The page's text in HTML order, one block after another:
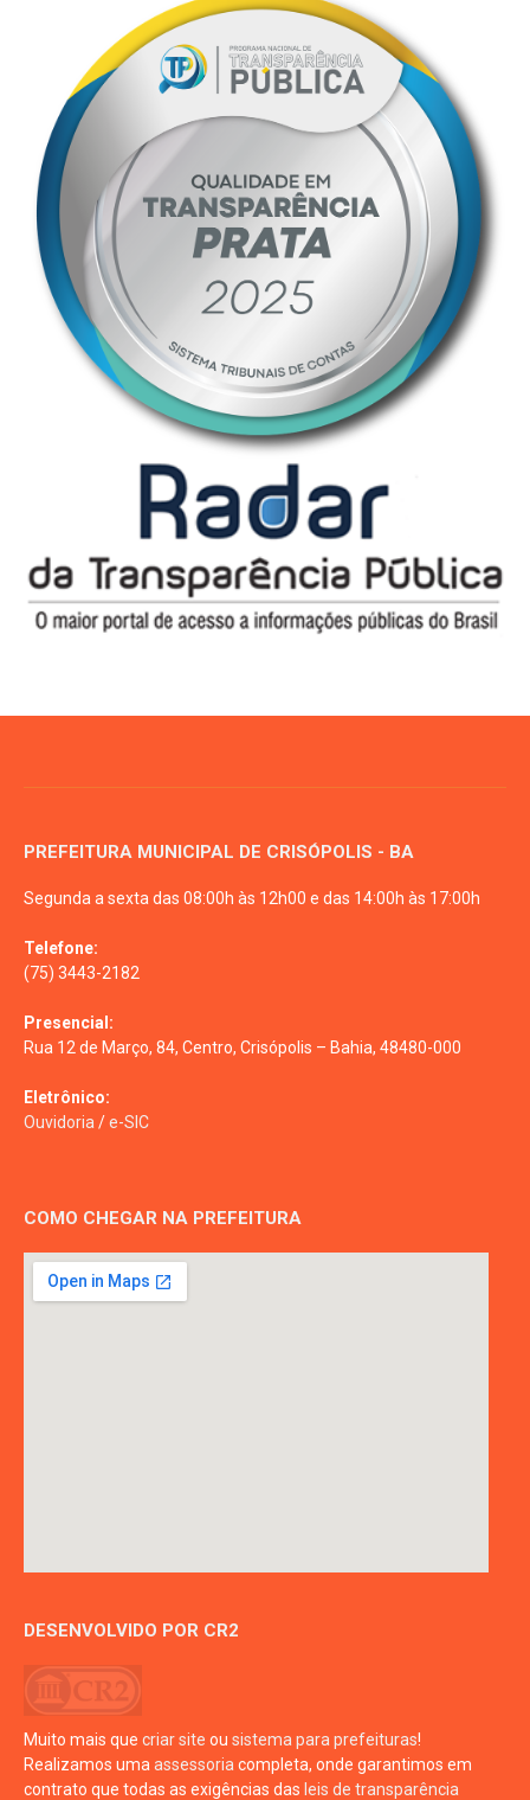
PREFEITURA MUNICIPAL DE CRISÓPOLIS - BA
Segunda a sexta das 08:00h às 12h00 e das 14:00h às 17:00h
Telefone:
(75) 3443-2182
Presencial:
Rua 12 de Março, 84, Centro, Crisópolis – Bahia, 48480-000
Eletrônico:
Ouvidoria/e-SIC
COMO CHEGAR NA PREFEITURA
DESENVOLVIDO POR CR2
Muito mais que criar site ou sistema para prefeituras!
Realizamos umaassessoriacompleta, onde garantimos em
contrato que todas as exigências das leis de transparência